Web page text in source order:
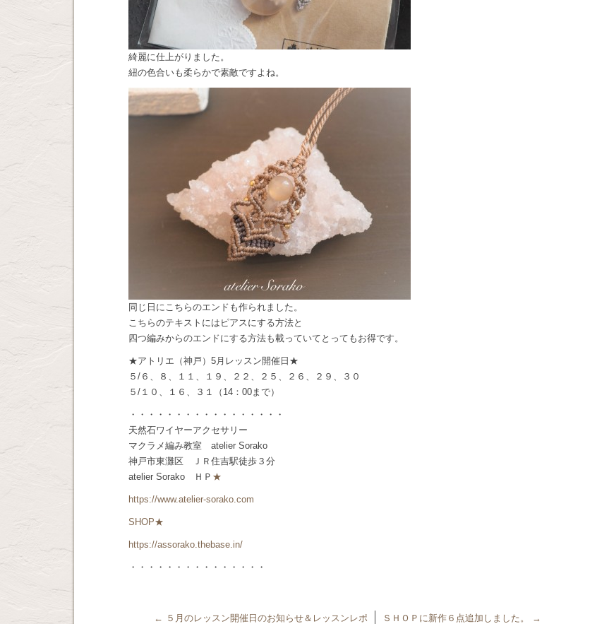
綺麗に仕上がりました。
紐の色合いも柔らかで素敵ですよね。
同じ日にこちらのエンドも作られました。
こちらのテキストにはピアスにする方法と
四つ編みからのエンドにする方法も載っていてとってもお得です。
★アトリエ（神戸）5月レッスン開催日★
５/６、８、１１、１９、２２、２５、２６、２９、３０
５/１０、１６、３１（14：00まで）
・・・・・・・・・・・・・・・・・
天然石ワイヤーアクセサリー
マクラメ編み教室 atelier Sorako
神戸市東灘区 ＪＲ住吉駅徒歩３分
atelier Sorako ＨＰ ★
https://www.atelier-sorako.com
SHOP★
https://assorako.thebase.in/
・・・・・・・・・・・・・・・
← ５月のレッスン開催日のお知らせ＆レッスンレポ ＳＨＯＰに新作６点追加しました。 →